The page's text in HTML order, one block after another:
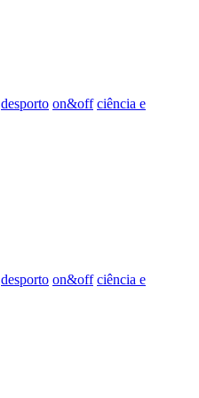
desporto on&off ciência e
desporto on&off ciência e